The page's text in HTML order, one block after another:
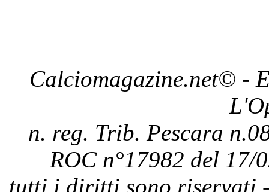
Calciomagazine.net© -
n. reg. Trib. Pescara
ROC n°17982 del 17/
tutti i diritti sono riservati